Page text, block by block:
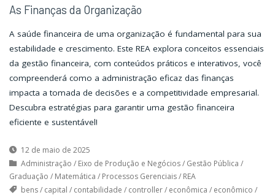
As Finanças da Organização
A saúde financeira de uma organização é fundamental para sua
estabilidade e crescimento. Este REA explora conceitos essenciais
da gestão financeira, com conteúdos práticos e interativos, você
compreenderá como a administração eficaz das finanças
impacta a tomada de decisões e a competitividade empresarial.
Descubra estratégias para garantir uma gestão financeira
eficiente e sustentável!
12 de maio de 2025
Administração / Eixo de Produção e Negócios/ Gestão Pública /
Graduação / Matemática / Processos Gerenciais/ REA
bens/ capital / contabilidade / controller/ econômica / econômico /